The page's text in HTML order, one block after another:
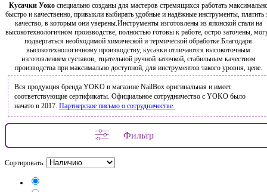
Кусачки Уокоспециально созданы для мастеров стремящихся работать
быстро и качественно, привыкли выбирать удобные и надёжные инструменты, платить
качество, в которым они уверены.Инструменты изготовлены из японской стали на
высокотехнологичном производстве, полностью готовы к работе, остро заточены,
подвергаться необходимой химической и термической обработке.Благодаря
высокотехнологичному производству, кусачки отличаются высокоточным
изготовлением суставов, тщательной ручной заточкой, стабильным качеством
производства при максимально доступной, для инструментов такого уровня, цене.
Вся продукция бренда YOKO в магазине NailBox оригинальная и имеет
соответствующие сертификаты. Официальное сотрудничество с YOKO было
начато в 2017. Партнерское письмо о сотрудничестве.
Фильтр
Сортировать: